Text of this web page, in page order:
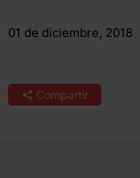
01 de diciembre, 2018
Compartir